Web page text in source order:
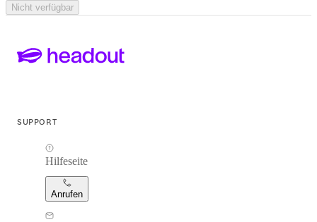
Nicht verfügbar
SUPPORT
Hilfeseite
Anrufen